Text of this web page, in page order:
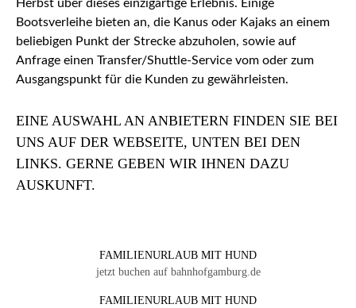
Herbst über dieses einzigartige Erlebnis. Einige
Bootsverleihe bieten an, die Kanus oder Kajaks an einem
beliebigen Punkt der Strecke abzuholen, sowie auf
Anfrage einen Transfer/Shuttle-Service vom oder zum
Ausgangspunkt für die Kunden zu gewährleisten.
EINE AUSWAHL AN ANBIETERN FINDEN SIE BEI
UNS AUF DER WEBSEITE, UNTEN BEI DEN
LINKS. GERNE GEBEN WIR IHNEN DAZU
AUSKUNFT.
FAMILIENURLAUB MIT HUND
jetzt buchen auf bahnhofgamburg.de
FAMILIENURLAUB MIT HUND